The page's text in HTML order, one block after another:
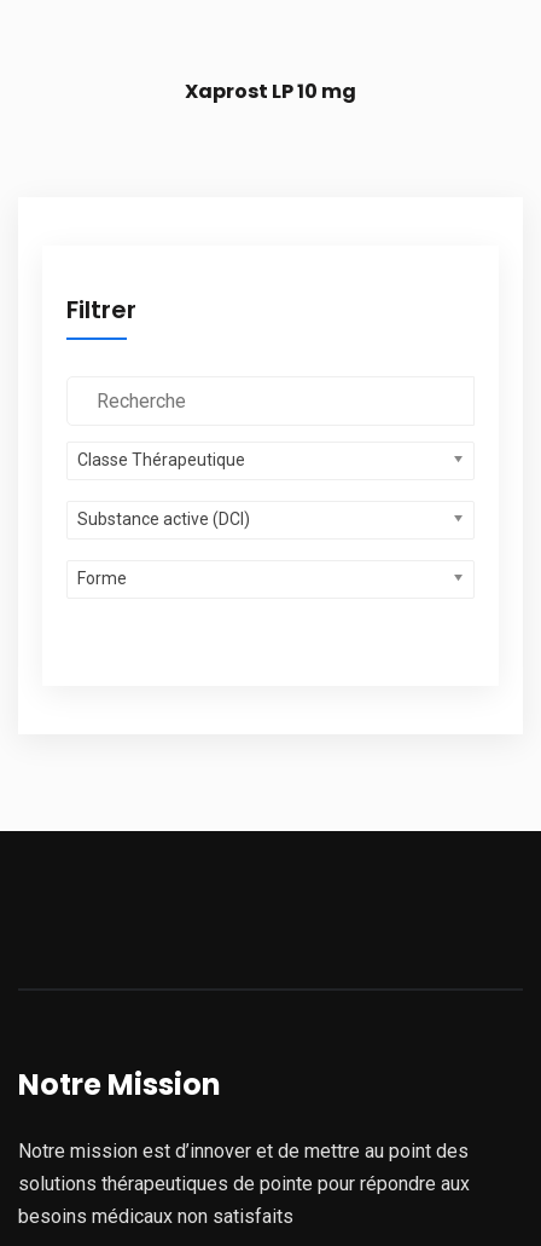
Xaprost LP 10 mg
Filtrer
Classe Thérapeutique
Substance active (DCI)
Forme
Notre Mission
Notre mission est d’innover et de mettre au point des
solutions thérapeutiques de pointe pour répondre aux
besoins médicaux non satisfaits